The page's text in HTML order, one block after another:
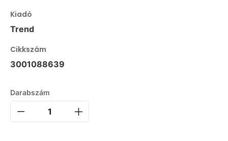
Kiadó
Trend
Cikkszám
3001088639
Darabszám